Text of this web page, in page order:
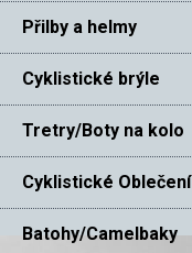
Přilby a helmy
Cyklistické brýle
Tretry/Boty na kolo
Cyklistické Oblečení
Batohy/Camelbaky